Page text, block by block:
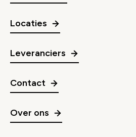
Locaties
Leveranciers
Contact
Over ons